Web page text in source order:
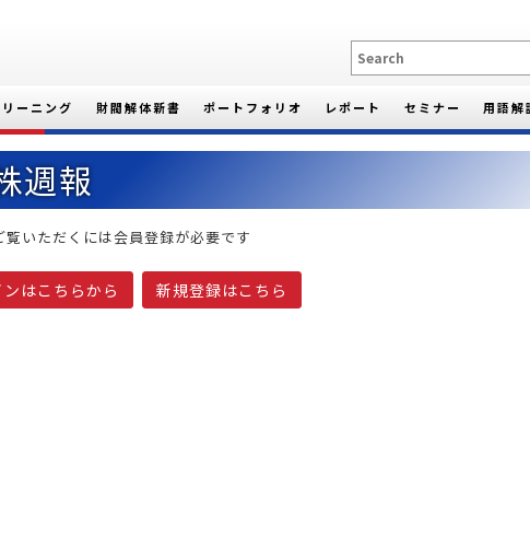
ーニング 財閥解体新書 ポートフォリオ レポート セミナー 用語解
週報
覧いただくには会員登録が必要です
はこちらから 新規登録はこちら